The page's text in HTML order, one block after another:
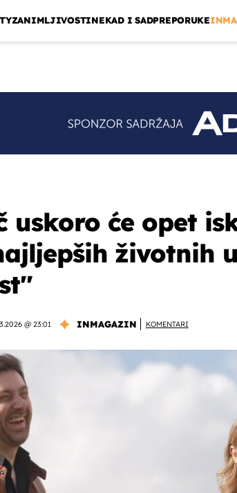
ZANIMLJIVOSTINEKAD I SADPREPORUKE
uskoro će opet
životnih
@ 23:01 INMAGAZIN KOMENTARI